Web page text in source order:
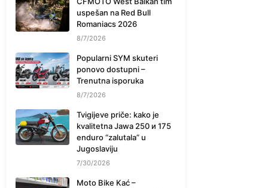
uspešan na Red Bull
Romaniacs 2026
8/7/2026
Popularni SYM skuteri
ponovo dostupni –
Trenutna isporuka
8/7/2026
Tvigijeve priče: kako je
kvalitetna Jawa 250 и 175
enduro “zalutala” u
Jugoslaviju
7/30/2026
Moto Bike Kać –